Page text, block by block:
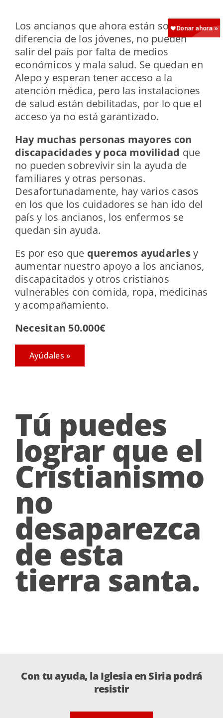
Los ancianos que ahora están solos, a
diferencia de los jóvenes, no pueden
salir del país por falta de medios
económicos y mala salud. Se quedan en
Alepo y esperan tener acceso a la
atención médica, pero las instalaciones
de salud están debilitadas, por lo que el
acceso ya no está garantizado.
Hay muchas personas mayores con
discapacidades y poca movilidad que
no pueden sobrevivir sin la ayuda de
familiares y otras personas.
Desafortunadamente, hay varios casos
en los que los cuidadores se han ido del
país y los ancianos, los enfermos se
quedan sin ayuda.
Es por eso que queremos ayudarlesy
aumentar nuestro apoyo a los ancianos,
discapacitados y otros cristianos
vulnerables con comida, ropa, medicinas
y acompañamiento.
Necesitan 50.000€
Ayúdales »
Tú puedes
lograr que el
Cristianismo
no
desaparezca
de esta
tierra santa.
Con tu ayuda, la Iglesia en Siria podrá
resistir